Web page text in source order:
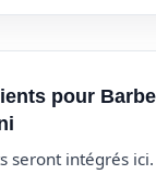
pour
seront intégrés ici.